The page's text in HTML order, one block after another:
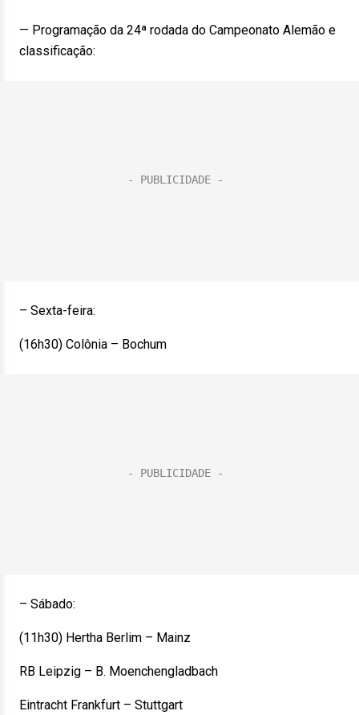
— Programação da 24ª rodada do Campeonato Alemão e
classificação:
– Sexta-feira:
(16h30) Colônia – Bochum
– Sábado:
(11h30) Hertha Berlim – Mainz
RB Leipzig – B. Moenchengladbach
Eintracht Frankfurt – Stuttgart